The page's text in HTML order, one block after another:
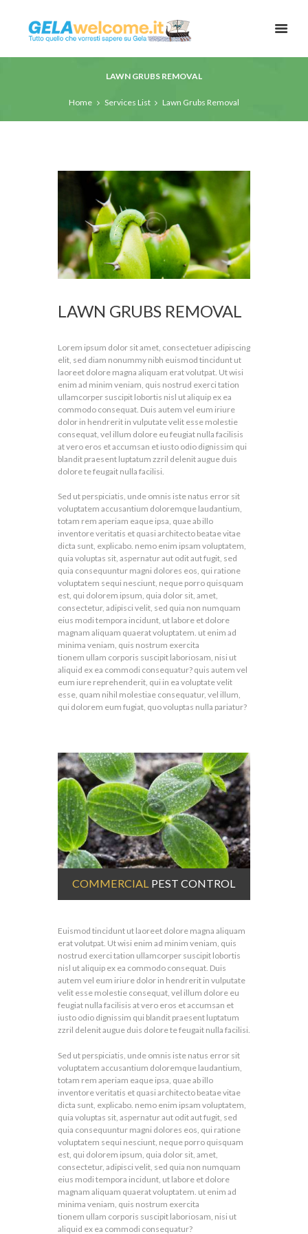
LAWN GRUBS REMOVAL
Home Services List Lawn Grubs Removal
LAWN GRUBS REMOVAL
Lorem ipsum dolor sit amet, consectetuer adipiscing
elit, sed diam nonummy nibh euismod tincidunt ut
laoreet dolore magna aliquam erat volutpat. Ut wisi
enim ad minim veniam, quis nostrud exerci tation
ullamcorper suscipit lobortis nisl ut aliquip ex ea
commodo consequat. Duis autem vel eum iriure
dolor in hendrerit in vulputate velit esse molestie
consequat, vel illum dolore eu feugiat nulla facilisis
at vero eros et accumsan et iusto odio dignissim qui
blandit praesent luptatum zzril delenit augue duis
dolore te feugait nulla facilisi.
Sed ut perspiciatis, unde omnis iste natus error sit
voluptatem accusantium doloremque laudantium,
totam rem aperiam eaque ipsa, quae ab illo
inventore veritatis et quasi architecto beatae vitae
dicta sunt, explicabo. nemo enim ipsam voluptatem,
quia voluptas sit, aspernatur aut odit aut fugit, sed
quia consequuntur magni dolores eos, qui ratione
voluptatem sequi nesciunt, neque porro quisquam
est, qui dolorem ipsum, quia dolor sit, amet,
consectetur, adipisci velit, sed quia non numquam
eius modi tempora incidunt, ut labore et dolore
magnam aliquam quaerat voluptatem. ut enim ad
minima veniam, quis nostrum exercita
tionem ullam corporis suscipit laboriosam, nisi ut
aliquid ex ea commodi consequatur? quis autem vel
eum iure reprehenderit, qui in ea voluptate velit
esse, quam nihil molestiae consequatur, vel illum,
qui dolorem eum fugiat, quo voluptas nulla pariatur?
COMMERCIAL PEST CONTROL
Euismod tincidunt ut laoreet dolore magna aliquam
erat volutpat. Ut wisi enim ad minim veniam, quis
nostrud exerci tation ullamcorper suscipit lobortis
nisl ut aliquip ex ea commodo consequat. Duis
autem vel eum iriure dolor in hendrerit in vulputate
velit esse molestie consequat, vel illum dolore eu
feugiat nulla facilisis at vero eros et accumsan et
iusto odio dignissim qui blandit praesent luptatum
zzril delenit augue duis dolore te feugait nulla facilisi.
Sed ut perspiciatis, unde omnis iste natus error sit
voluptatem accusantium doloremque laudantium,
totam rem aperiam eaque ipsa, quae ab illo
inventore veritatis et quasi architecto beatae vitae
dicta sunt, explicabo. nemo enim ipsam voluptatem,
quia voluptas sit, aspernatur aut odit aut fugit, sed
quia consequuntur magni dolores eos, qui ratione
voluptatem sequi nesciunt, neque porro quisquam
est, qui dolorem ipsum, quia dolor sit, amet,
consectetur, adipisci velit, sed quia non numquam
eius modi tempora incidunt, ut labore et dolore
magnam aliquam quaerat voluptatem. ut enim ad
minima veniam, quis nostrum exercita
tionem ullam corporis suscipit laboriosam, nisi ut
aliquid ex ea commodi consequatur?